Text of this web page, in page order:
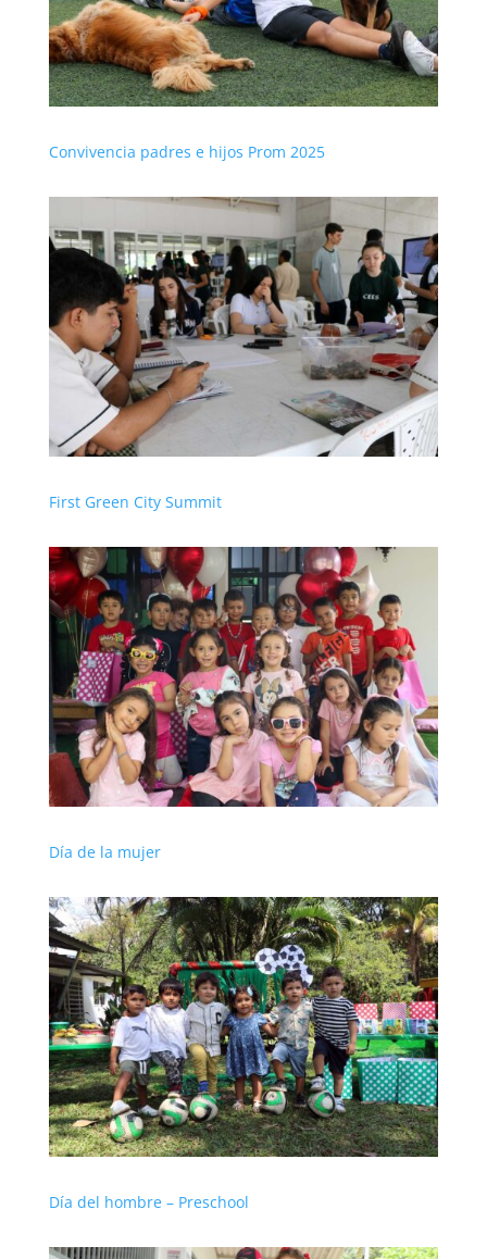
Convivencia padres e hijos Prom 2025
First Green City Summit
Día de la mujer
Día del hombre – Preschool